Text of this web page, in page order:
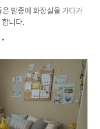
밤중에 화장실을 가다가
니다.